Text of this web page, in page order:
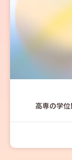
高専の学